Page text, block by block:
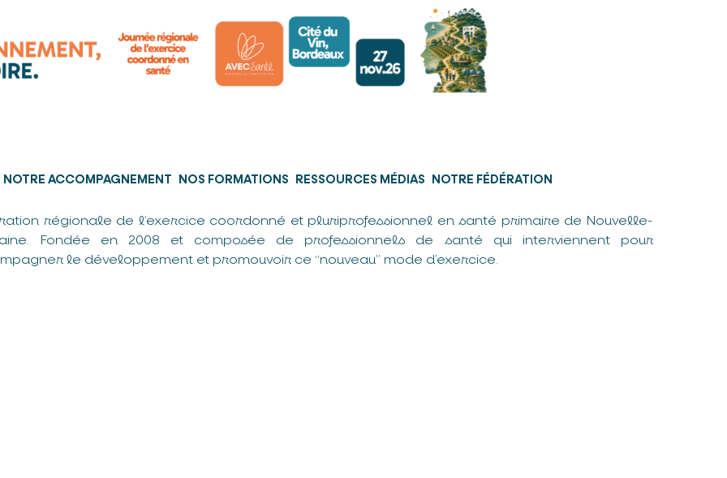
NOTRE ACCOMPAGNEMENT NOS FORMATIONS RESSOURCES MÉDIAS NOTRE FÉDÉRATION
régionale de l’exercice coordonné et pluriprofessionnel en santé primaire de Nouvelle-
Fondée en 2008 et composée de professionnels de santé qui interviennent pour
le développement et promouvoir ce “nouveau” mode d’exercice.